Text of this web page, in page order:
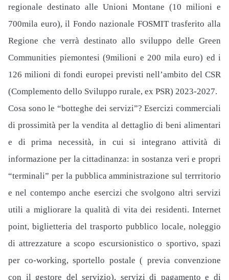
regionale destinato alle Unioni Montane (10 milioni e
700mila euro), il Fondo nazionale FOSMIT trasferito alla
Regione che verrà destinato allo sviluppo delle Green
Communities piemontesi (9milioni e 200 mila euro) ed i
126 milioni di fondi europei previsti nell’ambito del CSR
(Complemento dello Sviluppo rurale, ex PSR) 2023-2027.
Cosa sono le “botteghe dei servizi”? Esercizi commerciali
di prossimità per la vendita al dettaglio di beni alimentari
e di prima necessità, in cui si integrano attività di
informazione per la cittadinanza: in sostanza veri e propri
“terminali” per la pubblica amministrazione sul terrritorio
e nel contempo anche esercizi che svolgono altri servizi
utili a migliorare la qualità di vita dei residenti. Internet
point, biglietteria del trasporto pubblico locale, noleggio
di attrezzature a scopo escursionistico o sportivo, spazi
per co-working, sportello postale ( previa convenzione
con il gestore del servizio), servizi di pagamento e di